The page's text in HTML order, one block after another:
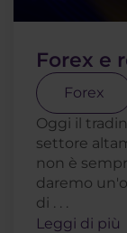
Forex e
Forex
Oggi il
settore
non è
daremo
di . . .
Leggi di più